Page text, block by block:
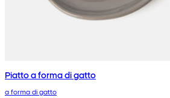
Piatto a forma di gatto
a forma di gatto